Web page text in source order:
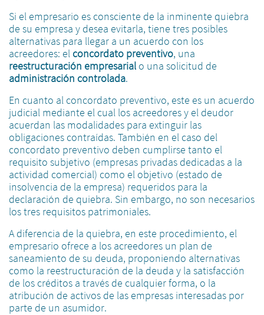
Si el empresario es consciente de la inminente quiebra
de su empresa y desea evitarla, tiene tres posibles
alternativas para llegar a un acuerdo con los
acreedores: el concordato preventivo, una
reestructuración empresarial o una solicitud de
administración controlada.
En cuanto al concordato preventivo, este es un acuerdo
judicial mediante el cual los acreedores y el deudor
acuerdan las modalidades para extinguir las
obligaciones contraídas. También en el caso del
concordato preventivo deben cumplirse tanto el
requisito subjetivo (empresas privadas dedicadas a la
actividad comercial) como el objetivo (estado de
insolvencia de la empresa) requeridos para la
declaración de quiebra. Sin embargo, no son necesarios
los tres requisitos patrimoniales.
A diferencia de la quiebra, en este procedimiento, el
empresario ofrece a los acreedores un plan de
saneamiento de su deuda, proponiendo alternativas
como la reestructuración de la deuda y la satisfacción
de los créditos a través de cualquier forma, o la
atribución de activos de las empresas interesadas por
parte de un asumidor.